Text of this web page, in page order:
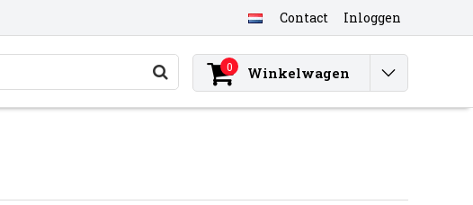
Contact Inloggen
0 Winkelwagen